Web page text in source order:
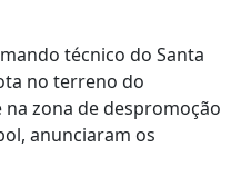
técnico do Santa
no terreno do
zona de despromoção
anunciaram os